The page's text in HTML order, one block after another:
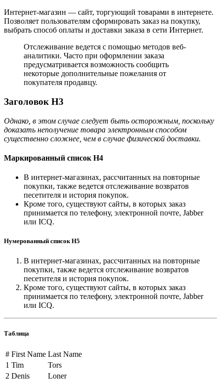
Интернет-магазин — сайт, торгующий товарами в интернете.
Позволяет пользователям сформировать заказ на покупку,
выбрать способ оплаты и доставки заказа в сети Интернет.
Отслеживание ведется с помощью методов веб-
аналитики. Часто при оформлении заказа
предусматривается возможность сообщить
некоторые дополнительные пожелания от
покупателя продавцу.
Заголовок H3
Однако, в этом случае следует быть осторожным, поскольку
доказать неполучение товара электронным способом
существенно сложнее, чем в случае физической доставки.
Маркированный список H4
В интернет-магазинах, рассчитанных на повторные
покупки, также ведется отслеживание возвратов
песетителя и история покупок.
Кроме того, существуют сайты, в которых заказ
принимается по телефону, электронной почте, Jabber
или ICQ.
Нумерованный список H5
В интернет-магазинах, рассчитанных на повторные
покупки, также ведется отслеживание возвратов
песетителя и история покупок.
Кроме того, существуют сайты, в которых заказ
принимается по телефону, электронной почте, Jabber
или ICQ.
Таблица
# First Name Last Name
1 Tim
Tors
2 Denis Loner